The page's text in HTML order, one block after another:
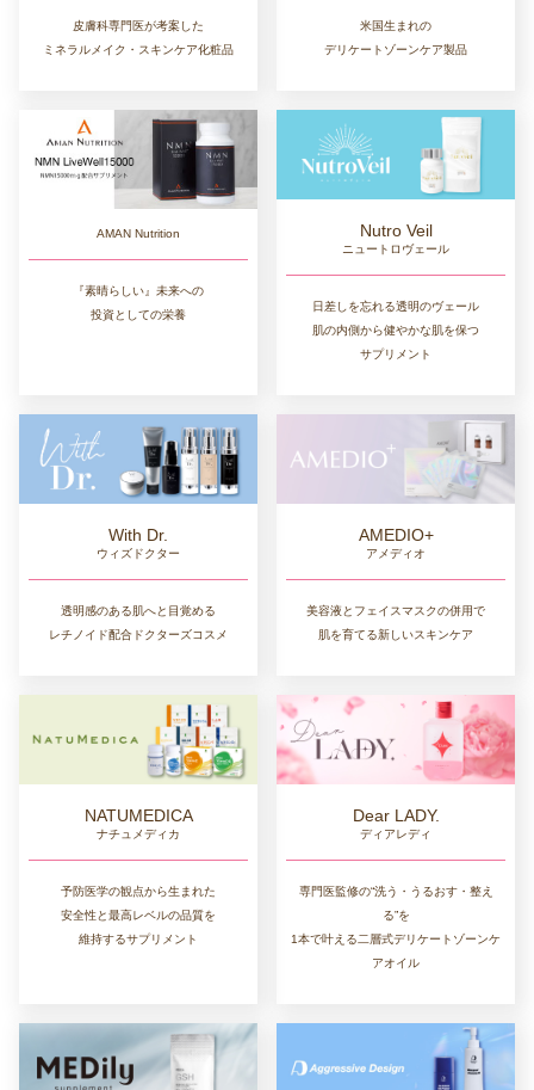
皮膚科専門医が考案した
ミネラルメイク・スキンケア化粧品
米国生まれの
デリケートゾーンケア製品
AMAN Nutrition
『素晴らしい』未来への
投資としての栄養
Nutro Veil
ニュートロヴェール
日差しを忘れる透明のヴェール
肌の内側から健やかな肌を保つ
サプリメント
With Dr.
ウィズドクター
透明感のある肌へと目覚める
レチノイド配合ドクターズコスメ
AMEDIO+
アメディオ
美容液とフェイスマスクの併用で
肌を育てる新しいスキンケア
NATUMEDICA
ナチュメディカ
予防医学の観点から生まれた
安全性と最高レベルの品質を
維持するサプリメント
Dear LADY.
ディアレディ
専門医監修の“洗う・うるおす・整え
る”を
1本で叶える二層式デリケートゾーンケ
アオイル